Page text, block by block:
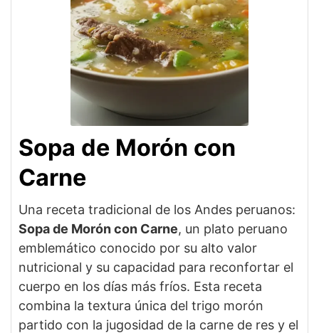
Sopa de Morón con
Carne
Una receta tradicional de los Andes peruanos:
Sopa de Morón con Carne, un plato peruano
emblemático conocido por su alto valor
nutricional y su capacidad para reconfortar el
cuerpo en los días más fríos. Esta receta
combina la textura única del trigo morón
partido con la jugosidad de la carne de res y el